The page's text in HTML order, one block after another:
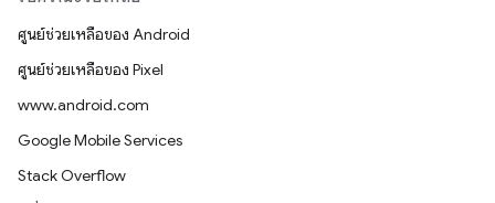
ศูนย์ช่วยเหลือของ Android
ศูนย์ช่วยเหลือของ Pixel
www.android.com
Google Mobile Services
Stack Overflow